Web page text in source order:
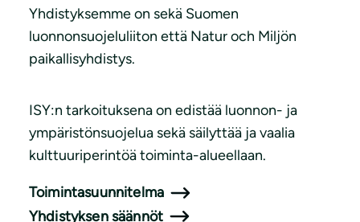
Yhdistyksemme on sekä Suomen
luonnonsuojeluliiton että Natur och Miljön
paikallisyhdistys.
ISY:n tarkoituksena on edistää luonnon- ja
ympäristönsuojelua sekä säilyttää ja vaalia
kulttuuriperintöä toiminta-alueellaan.
Toimintasuunnitelma
Yhdistyksen säännöt